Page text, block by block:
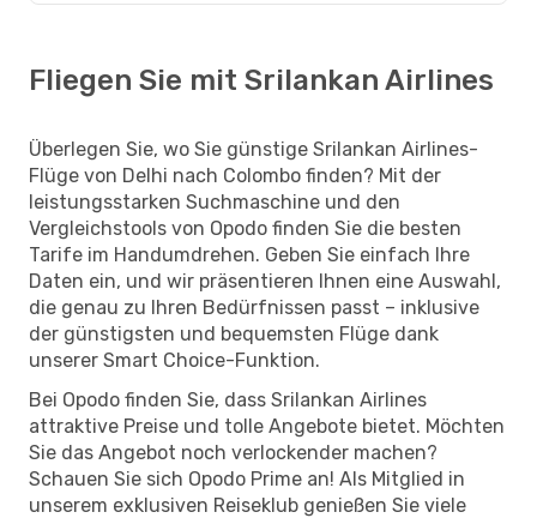
Fliegen Sie mit Srilankan Airlines
Überlegen Sie, wo Sie günstige Srilankan Airlines-
Flüge von Delhi nach Colombo finden? Mit der
leistungsstarken Suchmaschine und den
Vergleichstools von Opodo finden Sie die besten
Tarife im Handumdrehen. Geben Sie einfach Ihre
Daten ein, und wir präsentieren Ihnen eine Auswahl,
die genau zu Ihren Bedürfnissen passt – inklusive
der günstigsten und bequemsten Flüge dank
unserer Smart Choice-Funktion.
Bei Opodo finden Sie, dass Srilankan Airlines
attraktive Preise und tolle Angebote bietet. Möchten
Sie das Angebot noch verlockender machen?
Schauen Sie sich Opodo Prime an! Als Mitglied in
unserem exklusiven Reiseklub genießen Sie viele